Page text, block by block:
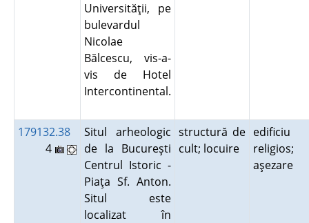
Universităţii, pe
bulevardul
Nicolae
Bălcescu, vis-a-
vis de Hotel
Intercontinental.
179132.38
4
Situl arheologic
de la Bucureşti
Centrul Istoric -
Piaţa Sf. Anton.
Situl este
localizat în
structură de
cult; locuire
edificiu
religios;
aşezare